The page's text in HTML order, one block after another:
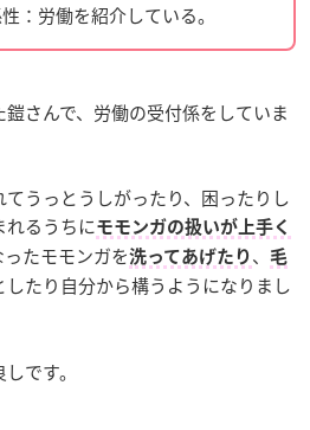
：労働を紹介している。
さんで、労働の受付係をしていま
うっとうしがったり、困ったりし
れるうちにモモンガの扱いが上手く
たモモンガを洗ってあげたり 、
毛
したり自分から構うようになりまし
です。